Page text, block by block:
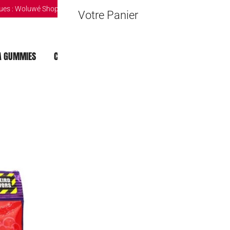
Votre Panier
: Woluwé Shopping Center Louvain-la-Neuve Esplanande
GUMMIES CHOCOLAT DUBAI
Bean
Bean Boozled Refill Jelly